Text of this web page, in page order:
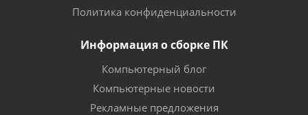
Политика конфиденциальности
Информация о сборке ПК
Компьютерный блог
Компьютерные новости
Рекламные предложения